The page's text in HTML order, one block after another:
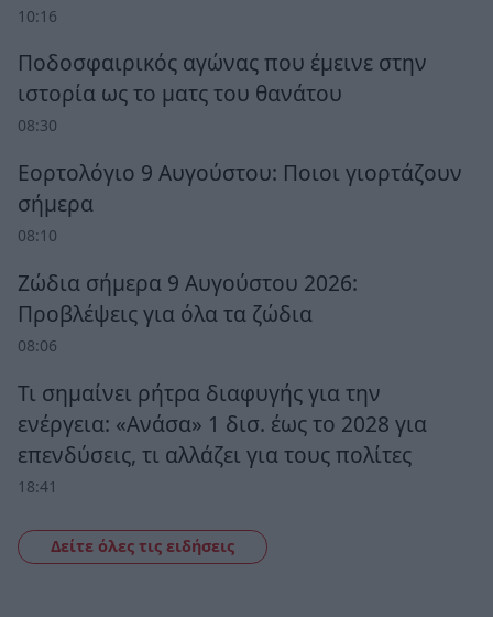
10:16
Ποδοσφαιρικός αγώνας που έμεινε στην
ιστορία ως το ματς του θανάτου
08:30
Εορτολόγιο 9 Αυγούστου: Ποιοι γιορτάζουν
σήμερα
08:10
Ζώδια σήμερα 9 Αυγούστου 2026:
Προβλέψεις για όλα τα ζώδια
08:06
Τι σημαίνει ρήτρα διαφυγής για την
ενέργεια: «Ανάσα» 1 δισ. έως το 2028 για
επενδύσεις, τι αλλάζει για τους πολίτες
18:41
Δείτε όλες τις ειδήσεις